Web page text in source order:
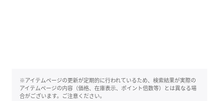
※アイテムページの更新が定期的に行われているため、検索結果が実際の
アイテムページの内容（価格、在庫表示、ポイント倍数等）とは異なる場
合がございます。ご注意ください。